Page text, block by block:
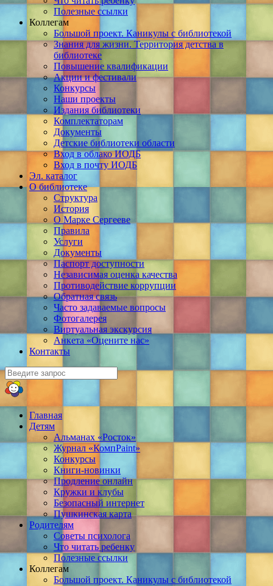
Полезные ссылки
Коллегам
Большой проект. Каникулы с библиотекой
Знания для жизни. Территория детства в
библиотеке
Повышение квалификации
Акции и фестивали
Конкурсы
Наши проекты
Издания библиотеки
Комплектаторам
Документы
Детские библиотеки области
Вход в облако ИОДБ
Вход в почту ИОДБ
Эл. каталог
О библиотеке
Структура
История
О Марке Сергееве
Правила
Услуги
Документы
Паспорт доступности
Независимая оценка качества
Противодействие коррупции
Обратная связь
Часто задаваемые вопросы
Фотогалерея
Виртуальная экскурсия
Анкета «Оцените нас»
Контакты
Главная
Детям
Альманах «Росток»
Журнал «КомпPaint»
Конкурсы
Книги-новинки
Продление онлайн
Кружки и клубы
Безопасный интернет
Пушкинская карта
Родителям
Советы психолога
Что читать ребенку
Полезные ссылки
Коллегам
Большой проект. Каникулы с библиотекой